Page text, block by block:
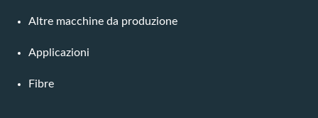
Altre macchine da produzione
Applicazioni
Fibre